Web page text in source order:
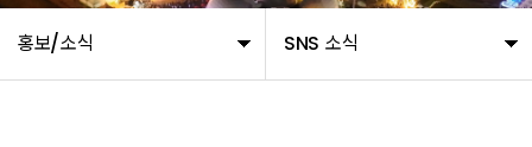
홍보/소식 SNS 소식